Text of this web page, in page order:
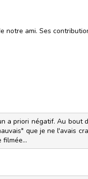
notre ami. Ses
a priori négatif. Au
que je ne l'avais
filmée...